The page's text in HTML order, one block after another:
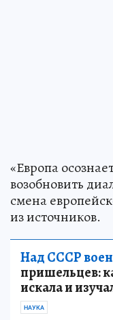
«Европа
возобновить
смена
из источников.
Над СССР
пришельцев:
искала и
НАУКА